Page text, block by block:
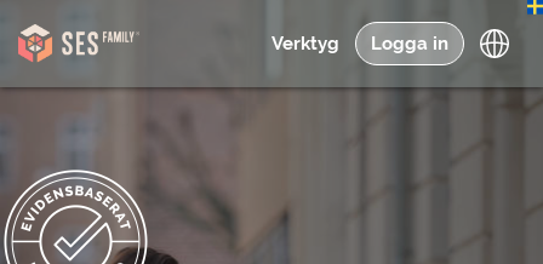
Verktyg Logga in